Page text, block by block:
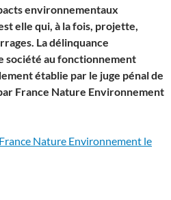
environnementaux
elle qui, à la fois, projette,
La délinquance
société au fonctionnement
établie par le juge pénal de
France Nature Environnement
Nature Environnement le
détournée au profit de l’irrigation :